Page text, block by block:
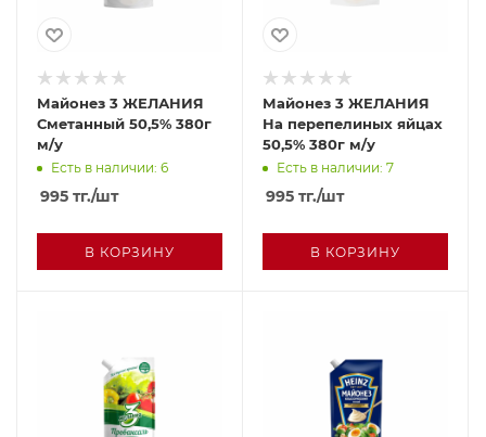
Майонез 3 ЖЕЛАНИЯ
Сметанный 50,5% 380г
м/у
Есть в наличии: 6
995 тг./шт
В КОРЗИНУ
Майонез 3 ЖЕЛАНИЯ
На перепелиных яйцах
50,5% 380г м/у
Есть в наличии: 7
995 тг./шт
В КОРЗИНУ